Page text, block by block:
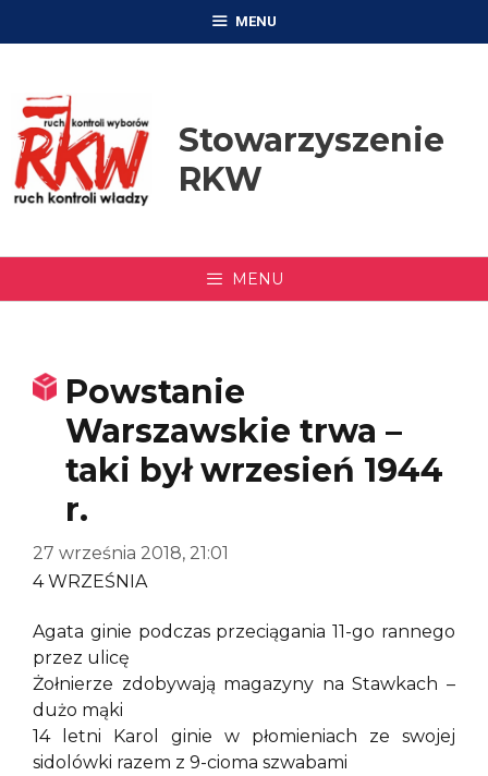
MENU
Stowarzyszenie
RKW
MENU
Powstanie
Warszawskie trwa –
taki był wrzesień 1944
r.
27 września 2018, 21:01
4 WRZEŚNIA
Agata ginie podczas przeciągania 11-go rannego
przez ulicę
Żołnierze zdobywają magazyny na Stawkach –
dużo mąki
14 letni Karol ginie w płomieniach ze swojej
sidolówki razem z 9-cioma szwabami